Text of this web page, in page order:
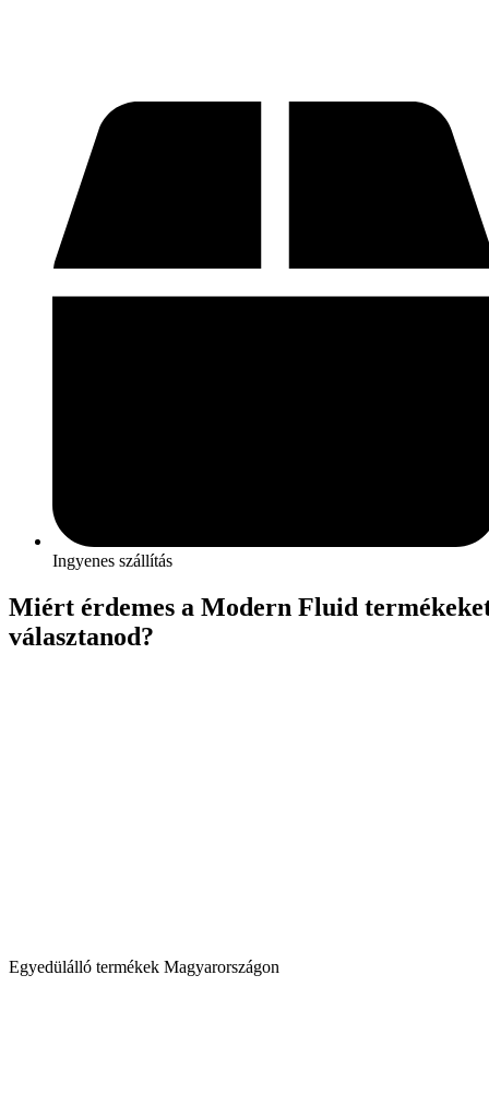
Ingyenes szállítás
Miért érdemes a Modern Fluid
választanod?
Egyedülálló termékek Magyarországon